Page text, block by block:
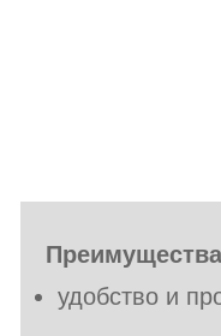
удобство и